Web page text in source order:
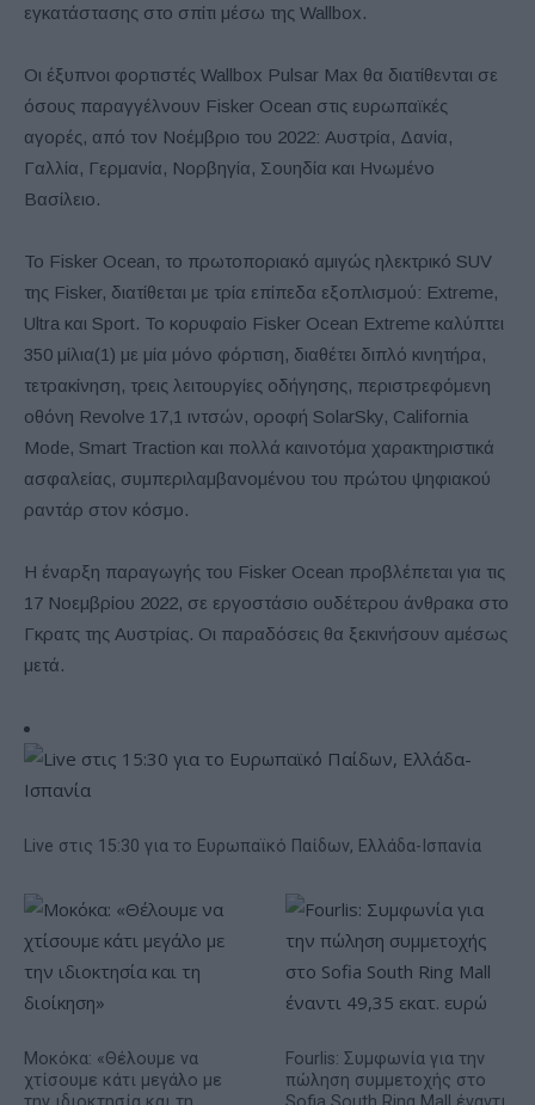
εγκατάστασης στο σπίτι μέσω της Wallbox.
Οι έξυπνοι φορτιστές Wallbox Pulsar Max θα διατίθενται σε
όσους παραγγέλνουν Fisker Ocean στις ευρωπαϊκές
αγορές, από τον Νοέμβριο του 2022: Αυστρία, Δανία,
Γαλλία, Γερμανία, Νορβηγία, Σουηδία και Ηνωμένο
Βασίλειο.
Το Fisker Ocean, το πρωτοποριακό αμιγώς ηλεκτρικό SUV
της Fisker, διατίθεται με τρία επίπεδα εξοπλισμού: Extreme,
Ultra και Sport. Το κορυφαίο Fisker Ocean Extreme καλύπτει
350 μίλια(1) με μία μόνο φόρτιση, διαθέτει διπλό κινητήρα,
τετρακίνηση, τρεις λειτουργίες οδήγησης, περιστρεφόμενη
οθόνη Revolve 17,1 ιντσών, οροφή SolarSky, California
Mode, Smart Traction και πολλά καινοτόμα χαρακτηριστικά
ασφαλείας, συμπεριλαμβανομένου του πρώτου ψηφιακού
ραντάρ στον κόσμο.
Η έναρξη παραγωγής του Fisker Ocean προβλέπεται για τις
17 Νοεμβρίου 2022, σε εργοστάσιο ουδέτερου άνθρακα στο
Γκρατς της Αυστρίας. Οι παραδόσεις θα ξεκινήσουν αμέσως
μετά.
Live στις 15:30 για το Ευρωπαϊκό Παίδων, Ελλάδα-Ισπανία
Μοκόκα: «Θέλουμε να
χτίσουμε κάτι μεγάλο με
Fourlis: Συμφωνία για την
πώληση συμμετοχής στο